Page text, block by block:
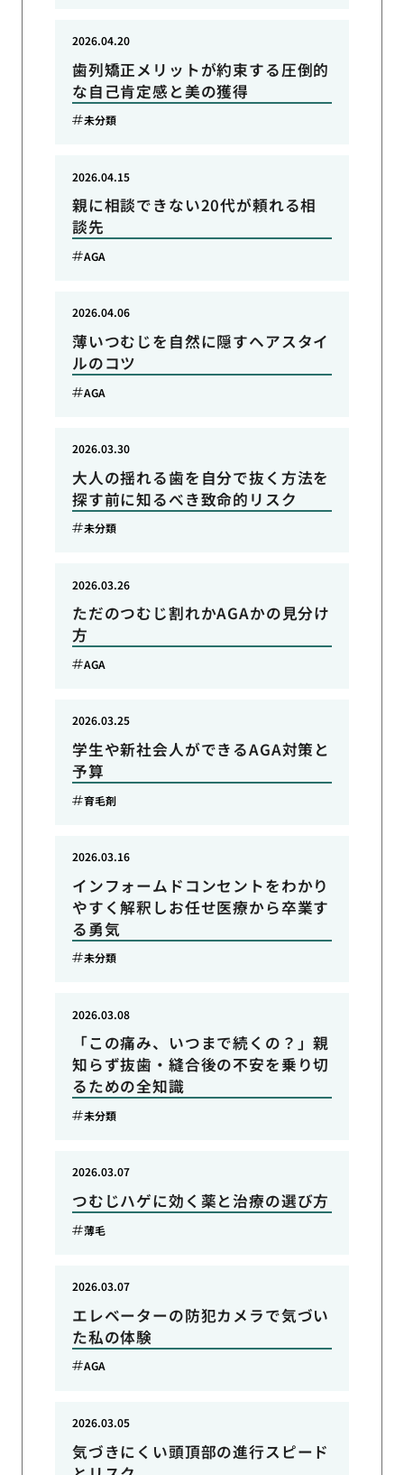
歯列矯正メリットが約束する圧倒的
な自己肯定感と美の獲得
2026.04.20
未分類
親に相談できない20代が頼れる相
談先
2026.04.15
AGA
薄いつむじを自然に隠すヘアスタイ
ルのコツ
2026.04.06
AGA
大人の揺れる歯を自分で抜く方法を
探す前に知るべき致命的リスク
2026.03.30
未分類
ただのつむじ割れかAGAかの見分け
方
2026.03.26
AGA
学生や新社会人ができるAGA対策と
予算
2026.03.25
育毛剤
インフォームドコンセントをわかり
やすく解釈しお任せ医療から卒業す
る勇気
2026.03.16
未分類
「この痛み、いつまで続くの？」親
知らず抜歯・縫合後の不安を乗り切
るための全知識
2026.03.08
未分類
つむじハゲに効く薬と治療の選び方
2026.03.07
薄毛
エレベーターの防犯カメラで気づい
た私の体験
2026.03.07
AGA
気づきにくい頭頂部の進行スピード
2026.03.05